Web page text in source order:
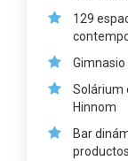
129
Solárium
Hinnom
Bar